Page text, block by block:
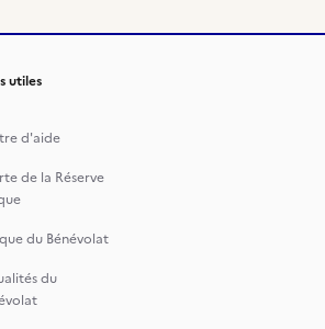
utiles
d'aide
de la Réserve
du Bénévolat
du